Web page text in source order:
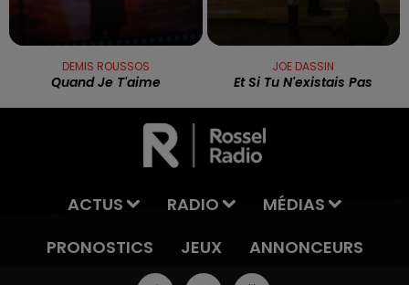
DEMIS ROUSSOS
Quand Je T'aime
JOE DASSIN
Et Si Tu N'existais Pas
ACTUS RADIO
MÉDIAS
PRONOSTICS
JEUX ANNONCEURS